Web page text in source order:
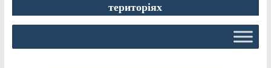
територіях